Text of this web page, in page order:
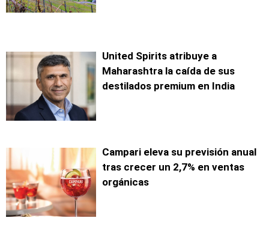
United Spirits atribuye a
Maharashtra la caída de sus
destilados premium en India
Campari eleva su previsión anual
tras crecer un 2,7% en ventas
orgánicas